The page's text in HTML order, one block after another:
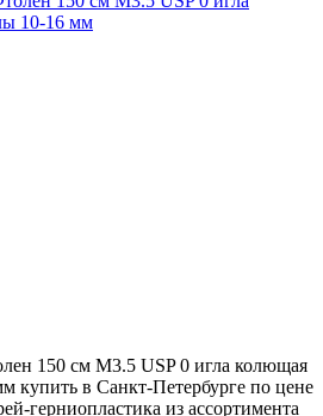
150 см М3.5 USP 0 игла колющая
купить в Санкт-Петербурге по цене
герниопластика из ассортимента